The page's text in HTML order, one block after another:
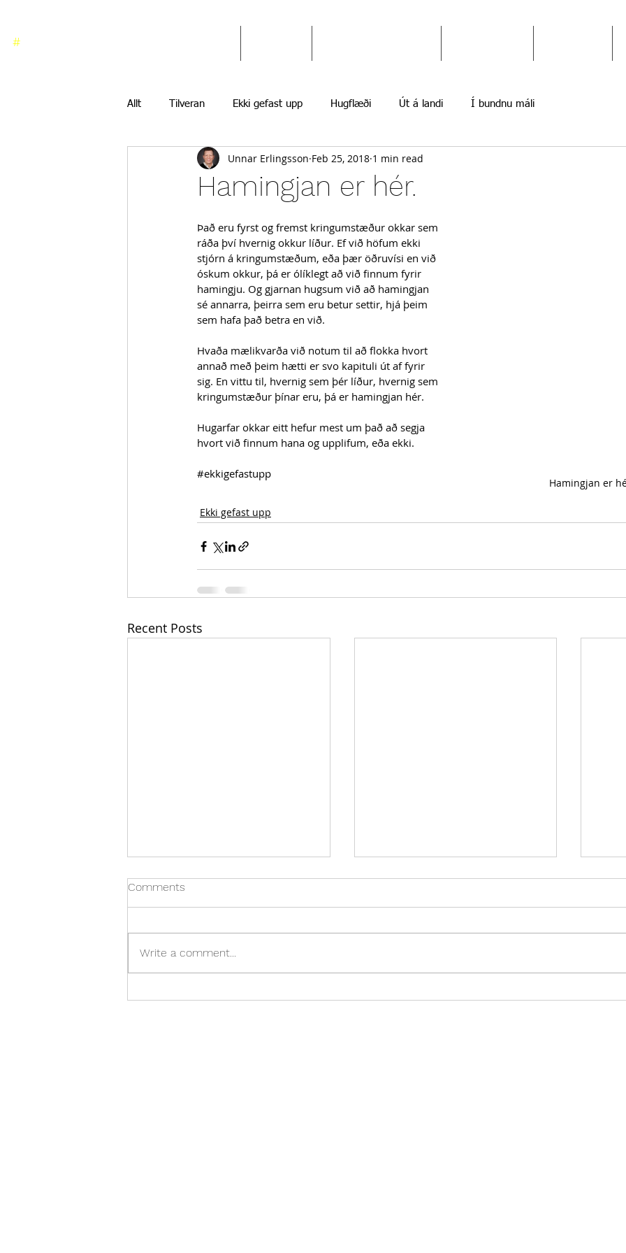
#
Allt Tilveran Ekki gefast upp Hugflæði Út á landi Í bundnu máli
Hamingjan er hér.
Unnar Erlingsson Feb 25, 2018 1 min read
Hamingjan er
Það eru fyrst og fremst kringumstæður okkar sem
ráða því hvernig okkur líður. Ef við höfum ekki
stjórn á kringumstæðum, eða þær öðruvísi en við
óskum okkur, þá er ólíklegt að við finnum fyrir
hamingju. Og gjarnan hugsum við að hamingjan
sé annarra, þeirra sem eru betur settir, hjá þeim
sem hafa það betra en við.
Hvaða mælikvarða við notum til að flokka hvort
annað með þeim hætti er svo kapituli út af fyrir
sig. En vittu til, hvernig sem þér líður, hvernig sem
kringumstæður þínar eru, þá er hamingjan hér.
Hugarfar okkar eitt hefur mest um það að segja
hvort við finnum hana og upplifum, eða ekki.
#ekkigefastupp
Ekki gefast upp
Recent Posts
Comments
Write a comment...